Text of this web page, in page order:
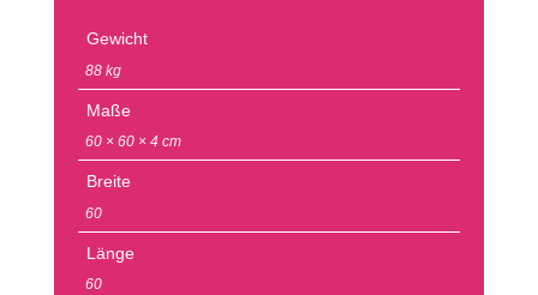
Gewicht
88 kg
Maße
60 × 60 × 4 cm
Breite
60
Länge
60